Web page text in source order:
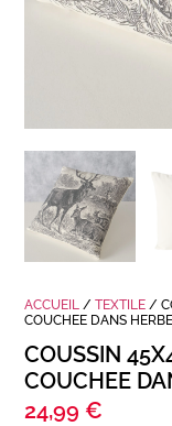
ACCUEIL /TEXTILE /
COUCHEE DANS HERBE
COUSSIN
COUCHEE
24,99 €